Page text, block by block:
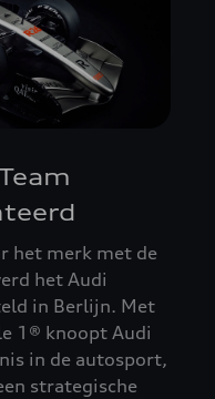
het merk met de
het Audi
in Berlijn. Met
1® knoopt Audi
in de autosport,
strategische